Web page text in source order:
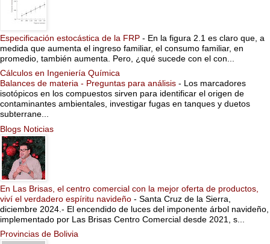
Especificación estocástica de la FRP - En la figura 2.1 es claro que, a
medida que aumenta el ingreso familiar, el consumo familiar, en
promedio, también aumenta. Pero, ¿qué sucede con el con...
Cálculos en Ingeniería Química
Balances de materia - Preguntas para análisis - Los marcadores
isotópicos en los compuestos sirven para identificar el origen de
contaminantes ambientales, investigar fugas en tanques y duetos
subterrane...
Blogs Noticias
En Las Brisas, el centro comercial con la mejor oferta de productos,
viví el verdadero espíritu navideño - Santa Cruz de la Sierra,
diciembre 2024.- El encendido de luces del imponente árbol navideño,
implementado por Las Brisas Centro Comercial desde 2021, s...
Provincias de Bolivia